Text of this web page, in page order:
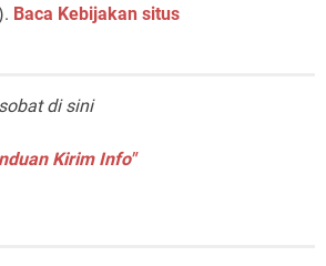
Baca Kebijakan situs
di sini
Kirim Info"